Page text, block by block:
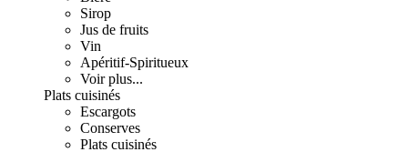
Sirop
Jus de fruits
Vin
Apéritif-Spiritueux
Voir plus...
Plats cuisinés
Escargots
Conserves
Plats cuisinés